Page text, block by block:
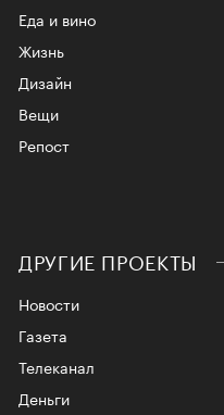
Еда и вино
Жизнь
Дизайн
Вещи
Репост
ДРУГИЕ ПРОЕКТЫ
Новости
Газета
Телеканал
Деньги